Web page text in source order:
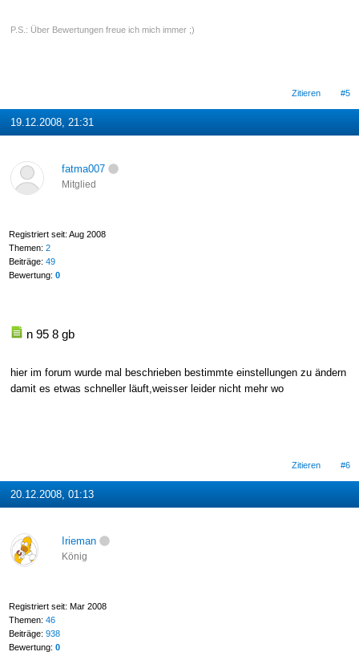
P.S.: Über Bewertungen freue ich mich immer ;)
Zitieren #5
19.12.2008, 21:31
fatma007
Mitglied
Registriert seit: Aug 2008
Themen: 2
Beiträge: 49
Bewertung: 0
n 95 8 gb
hier im forum wurde mal beschrieben bestimmte einstellungen zu ändern
damit es etwas schneller läuft,weisser leider nicht mehr wo
Zitieren #6
20.12.2008, 01:13
Irieman
König
Registriert seit: Mar 2008
Themen: 46
Beiträge: 938
Bewertung: 0